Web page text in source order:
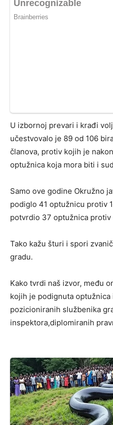
U izbornoj prevari i krađi
učestvovalo je 89 od 106
članova, protiv kojih je
optužnica koja mora biti i
Samo ove godine Okružno
podiglo 41 optužnicu protiv
potvrdio 37 optužnica protiv
Tako kažu šturi i spori
gradu.
Kako tvrdi naš izvor, među
kojih je podignuta
pozicioniranih službenika
inspektora,diplomiranih